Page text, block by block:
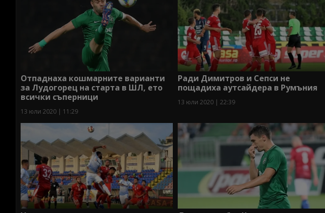
Отпаднаха кошмарните варианти
за Лудогорец на старта в ШЛ, ето
всички съперници
13 юли 2020 | 11:29
Ради Димитров и Сепси не
пощадиха аутсайдера в Румъния
13 юли 2020 | 22:39